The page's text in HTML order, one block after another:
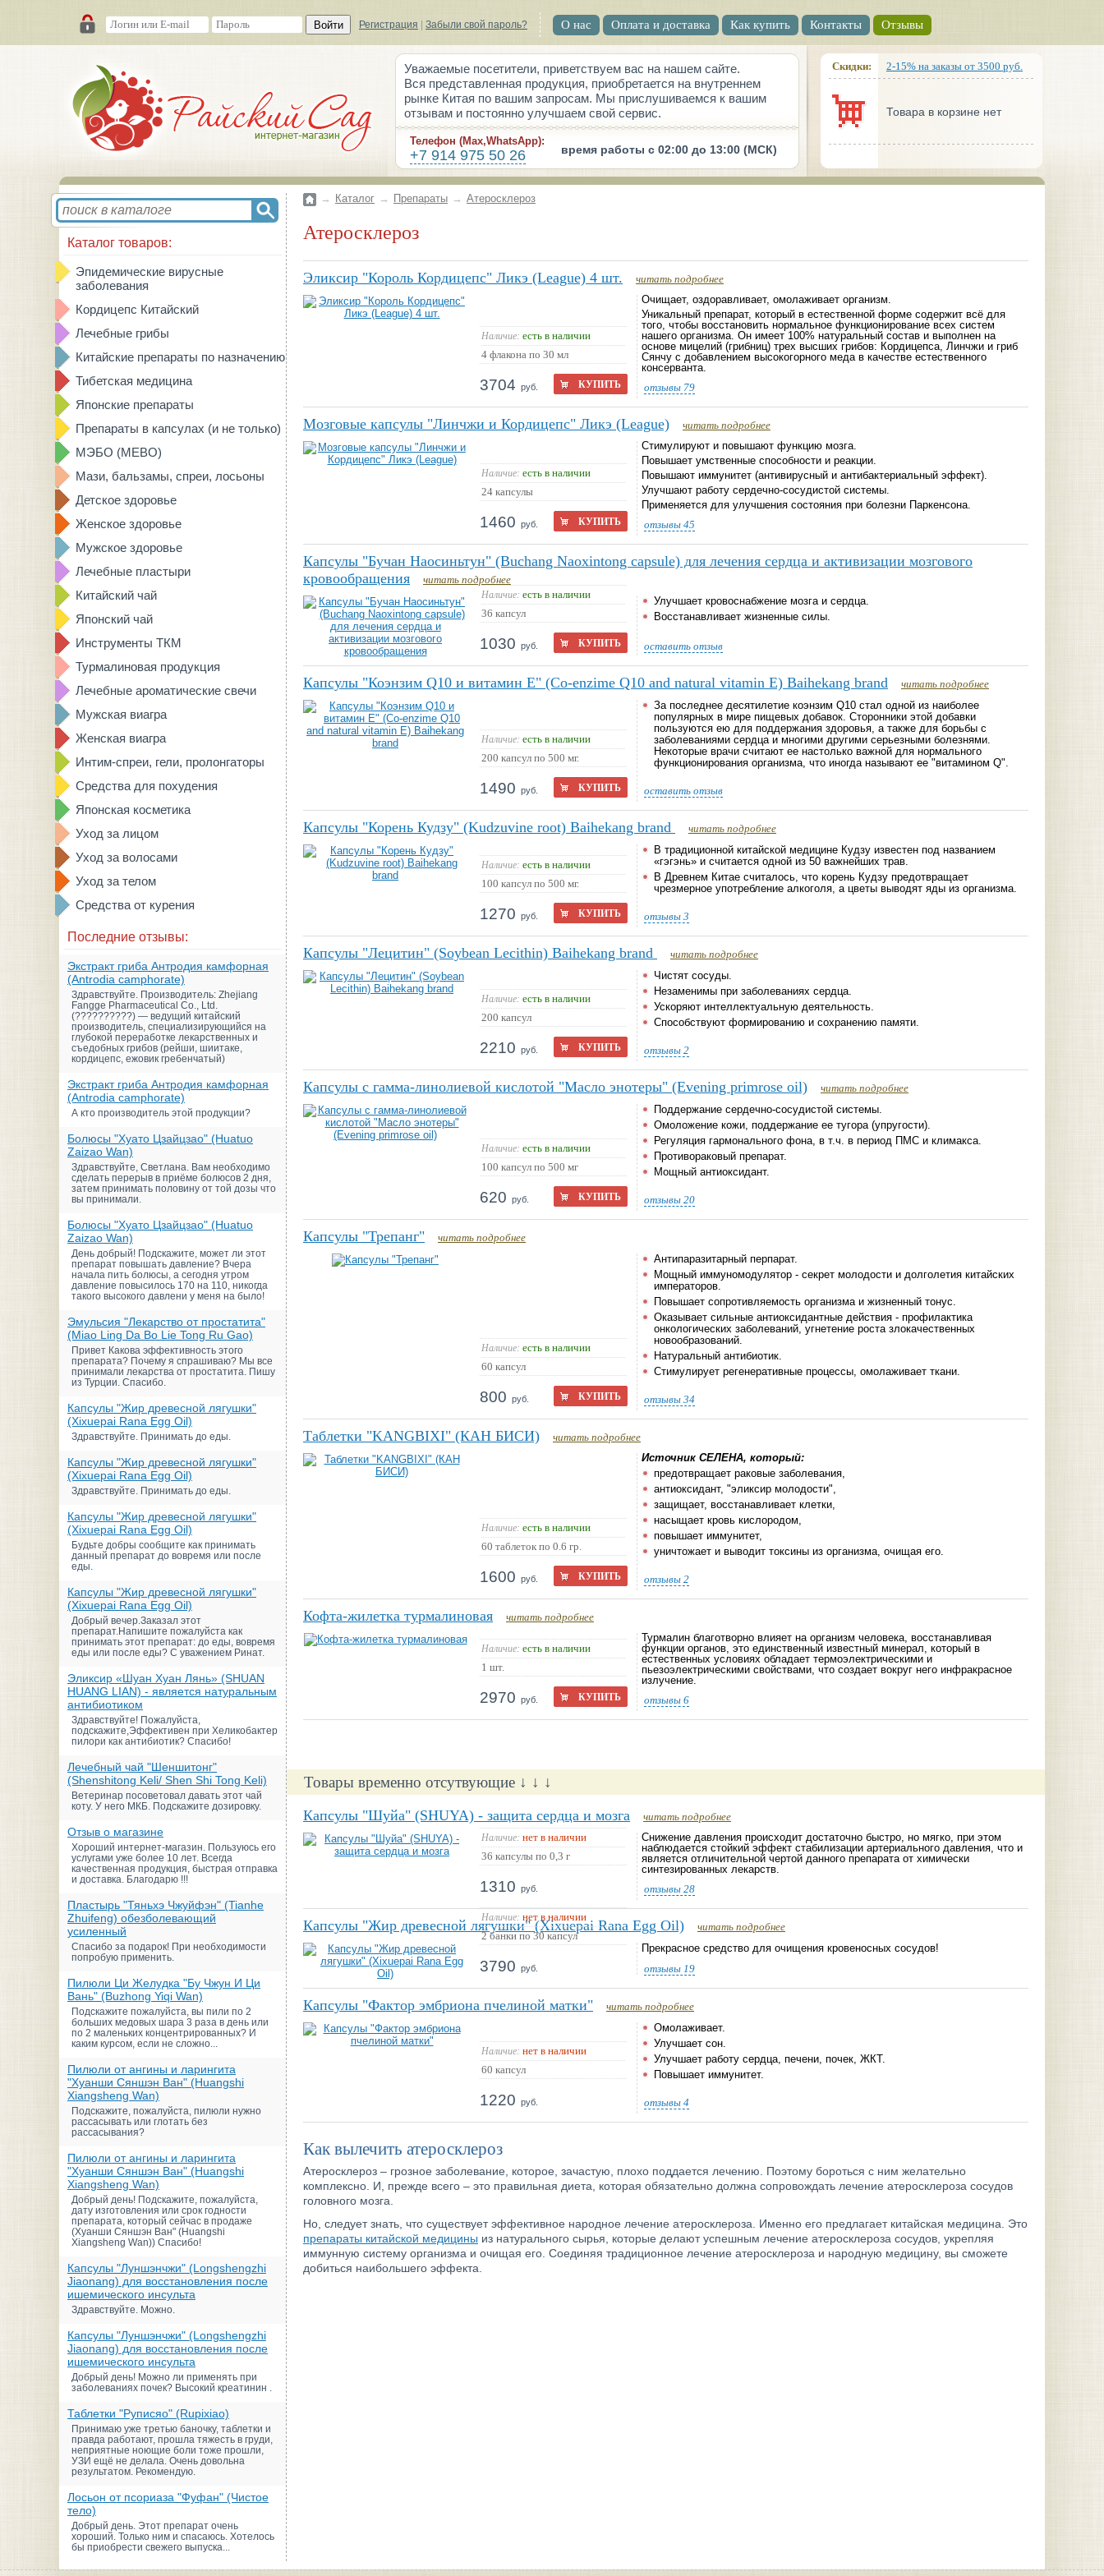
Войти Регистрация Забыли свой пароль? О нас Оплата и доставка Как купить Контакты Отзывы
Уважаемые посетители, приветствуем вас на нашем сайте.
Вся представленная продукция, приобретается на внутреннем
рынке Китая по вашим запросам. Мы прислушиваемся к вашим
отзывам и постоянно улучшаем свой сервис.
Телефон (Max,WhatsApp):
+7 914 975 50 26 время работы с 02:00 до 13:00 (МСК)
Скидки: 2-15% на заказы от 3500 руб.
Товара в корзине нет
Каталог товаров:
Эпидемические вирусные
заболевания
Кордицепс Китайский
Лечебные грибы
Китайские препараты по назначению
Тибетская медицина
Японские препараты
Препараты в капсулах (и не только)
МЭБО (MEBO)
Мази, бальзамы, спреи, лосьоны
Детское здоровье
Женское здоровье
Мужское здоровье
Лечебные пластыри
Китайский чай
Японский чай
Инструменты ТКМ
Турмалиновая продукция
Лечебные ароматические свечи
Мужская виагра
Женская виагра
Интим-спреи, гели, пролонгаторы
Средства для похудения
Японская косметика
Уход за лицом
Уход за волосами
Уход за телом
Средства от курения
Последние отзывы:
Экстракт гриба Антродия камфорная
(Antrodia camphorate)
Здравствуйте. Производитель: Zhejiang
Fangge Pharmaceutical Co., Ltd.
(??????????) — ведущий китайский
производитель, специализирующийся на
глубокой переработке лекарственных и
съедобных грибов (рейши, шиитаке,
кордицепс, ежовик гребенчатый)
Экстракт гриба Антродия камфорная
(Antrodia camphorate)
А кто производитель этой продукции?
Болюсы "Хуато Цзайцзао" (Huatuo
Zaizao Wan)
Здравствуйте, Светлана. Вам необходимо
сделать перерыв в приёме болюсов 2 дня,
затем принимать половину от той дозы что
вы принимали.
Болюсы "Хуато Цзайцзао" (Huatuo
Zaizao Wan)
День добрый! Подскажите, может ли этот
препарат повышать давление? Вчера
начала пить болюсы, а сегодня утром
давление повысилось 170 на 110, никогда
такого высокого давлени у меня на было!
Эмульсия "Лекарство от простатита"
(Miao Ling Da Bo Lie Tong Ru Gao)
Привет Какова эффективность этого
препарата? Почему я спрашиваю? Мы все
принимали лекарства от простатита. Пишу
из Турции. Спасибо.
Капсулы "Жир древесной лягушки"
(Xixuepai Rana Egg Oil)
Здравствуйте. Принимать до еды.
Капсулы "Жир древесной лягушки"
(Xixuepai Rana Egg Oil)
Здравствуйте. Принимать до еды.
Капсулы "Жир древесной лягушки"
(Xixuepai Rana Egg Oil)
Будьте добры сообщите как принимать
данный препарат до вовремя или после
еды.
Капсулы "Жир древесной лягушки"
(Xixuepai Rana Egg Oil)
Добрый вечер.Заказал этот
препарат.Напишите пожалуйста как
принимать этот препарат: до еды, вовремя
еды или после еды? С уважением Ринат.
Эликсир «Шуан Хуан Лянь» (SHUAN
HUANG LIAN) - является натуральным
антибиотиком
Здравствуйте! Пожалуйста,
подскажите,Эффективен при Хеликобактер
пилори как антибиотик? Спасибо!
Лечебный чай "Шеншитонг"
(Shenshitong Keli/ Shen Shi Tong Keli)
Ветеринар посоветовал давать этот чай
коту. У него МКБ. Подскажите дозировку.
Отзыв о магазине
Хороший интернет-магазин. Пользуюсь его
услугами уже более 10 лет. Всегда
качественная продукция, быстрая отправка
и доставка. Благодарю !!!
Пластырь "Тяньхэ Чжуйфэн" (Tianhe
Zhuifeng) обезболевающий
усиленный
Спасибо за подарок! При необходимости
попробую применить.
Пилюли Ци Желудка "Бу Чжун И Ци
Вань" (Buzhong Yiqi Wan)
Подскажите пожалуйста, вы пили по 2
больших медовых шара 3 раза в день или
по 2 маленьких концентрированных? И
каким курсом, если не сложно...
Пилюли от ангины и ларингита
"Хуанши Сяншэн Ван" (Huangshi
Xiangsheng Wan)
Подскажите, пожалуйста, пилюли нужно
рассасывать или глотать без
рассасывания?
Пилюли от ангины и ларингита
"Хуанши Сяншэн Ван" (Huangshi
Xiangsheng Wan)
Добрый день! Подскажите, пожалуйста,
дату изготовления или срок годности
препарата, который сейчас в продаже
(Хуанши Сяншэн Ван" (Huangshi
Xiangsheng Wan)) Спасибо!
Капсулы "Луншэнчжи" (Longshengzhi
Jiaonang) для восстановления после
ишемического инсульта
Здравствуйте. Можно.
Капсулы "Луншэнчжи" (Longshengzhi
Jiaonang) для восстановления после
ишемического инсульта
Добрый день! Можно ли применять при
заболеваниях почек? Высокий креатинин .
Таблетки "Руписяо" (Rupixiao)
Принимаю уже третью баночку, таблетки и
правда работают, прошла тяжесть в груди,
неприятные ноющие боли тоже прошли,
УЗИ ещё не делала. Очень довольна
результатом. Рекомендую.
Лосьон от псориаза "Фуфан" (Чистое
тело)
Добрый день. Этот препарат очень
хороший. Только ним и спасаюсь. Хотелось
бы приобрести свежего выпуска...
→ Каталог → Препараты → Атеросклероз
Атеросклероз
Эликсир "Король Кордицепс" Ликэ (League) 4 шт. читать подробнее
Наличие: есть в наличии
4 флакона по 30 мл
3704 руб. КУПИТЬ
Очищает, оздоравливает, омолаживает организм.
Уникальный препарат, который в естественной форме содержит всё для
того, чтобы восстановить нормальное функционирование всех систем
нашего организма. Он имеет 100% натуральный состав и выполнен на
основе мицелий (грибниц) трех высших грибов: Кордицепса, Линчжи и гриб
Сянчу с добавлением высокогорного меда в качестве естественного
консерванта.
отзывы 79
Мозговые капсулы "Линчжи и Кордицепс" Ликэ (League) читать подробнее
Наличие: есть в наличии
24 капсулы
1460 руб. КУПИТЬ
Стимулируют и повышают функцию мозга.
Повышает умственные способности и реакции.
Повышают иммунитет (антивирусный и антибактериальный эффект).
Улучшают работу сердечно-сосудистой системы.
Применяется для улучшения состояния при болезни Паркенсона.
отзывы 45
Капсулы "Бучан Наосиньтун" (Buchang Naoxintong capsule) для лечения сердца и активизации мозгового
кровообращения
читать подробнее
Наличие: есть в наличии
36 капсул
1030 руб. КУПИТЬ
Улучшает кровоснабжение мозга и сердца.
Восстанавливает жизненные силы.
оставить отзыв
Капсулы "Коэнзим Q10 и витамин Е" (Co-enzime Q10 and natural vitamin E) Baihekang brand читать подробнее
Наличие: есть в наличии
200 капсул по 500 мг.
1490 руб. КУПИТЬ
За последнее десятилетие коэнзим Q10 стал одной из наиболее
популярных в мире пищевых добавок. Сторонники этой добавки
пользуются ею для поддержания здоровья, а также для борьбы с
заболеваниями сердца и многими другими серьезными болезнями.
Некоторые врачи считают ее настолько важной для нормального
функционирования организма, что иногда называют ее "витамином Q".
оставить отзыв
Капсулы "Корень Кудзу" (Kudzuvine root) Baihekang brand читать подробнее
Наличие: есть в наличии
100 капсул по 500 мг.
1270 руб. КУПИТЬ
В традиционной китайской медицине Кудзу известен под названием
«гэгэнь» и считается одной из 50 важнейших трав.
В Древнем Китае считалось, что корень Кудзу предотвращает
чрезмерное употребление алкоголя, а цветы выводят яды из организма.
отзывы 3
Капсулы "Лецитин" (Soybean Lecithin) Baihekang brand читать подробнее
Наличие: есть в наличии
200 капсул
2210 руб. КУПИТЬ
Чистят сосуды.
Незаменимы при заболеваниях сердца.
Ускоряют интеллектуальную деятельность.
Способствуют формированию и сохранению памяти.
отзывы 2
Капсулы с гамма-линолиевой кислотой "Масло энотеры" (Evening primrose oil) читать подробнее
Наличие: есть в наличии
100 капсул по 500 мг
620 руб. КУПИТЬ
Поддержание сердечно-сосудистой системы.
Омоложение кожи, поддержание ее тугора (упругости).
Регуляция гармонального фона, в т.ч. в период ПМС и климакса.
Противораковый препарат.
Мощный антиоксидант.
отзывы 20
Капсулы "Трепанг" читать подробнее
Наличие: есть в наличии
60 капсул
800 руб. КУПИТЬ
Антипаразитарный перпарат.
Мощный иммуномодулятор - секрет молодости и долголетия китайских
императоров.
Повышает сопротивляемость организма и жизненный тонус.
Оказывает сильные антиоксидантные действия - профилактика
онкологических заболеваний, угнетение роста злокачественных
новообразований.
Натуральный антибиотик.
Стимулирует регенеративные процессы, омолаживает ткани.
отзывы 34
Таблетки "KANGBIXI" (КАН БИСИ) читать подробнее
Наличие: есть в наличии
60 таблеток по 0.6 гр.
1600 руб. КУПИТЬ
Источник СЕЛЕНА, который:
предотвращает раковые заболевания,
антиоксидант, "эликсир молодости",
защищает, восстанавливает клетки,
насыщает кровь кислородом,
повышает иммунитет,
уничтожает и выводит токсины из организма, очищая его.
отзывы 2
Кофта-жилетка турмалиновая читать подробнее
Наличие: есть в наличии
1 шт.
2970 руб. КУПИТЬ
Турмалин благотворно влияет на организм человека, восстанавливая
функции органов, это единственный известный минерал, который в
естественных условиях обладает термоэлектрическими и
пьезоэлектрическими свойствами, что создает вокруг него инфракрасное
излучение.
отзывы 6
Товары временно отсутвующие ↓ ↓ ↓
Капсулы "Шуйа" (SHUYA) - защита сердца и мозга читать подробнее
Наличие: нет в наличии
36 капсулы по 0,3 г
1310 руб.
Снижение давления происходит достаточно быстро, но мягко, при этом
наблюдается стойкий эффект стабилизации артериального давления, что и
является отличительной чертой данного препарата от химически
синтезированных лекарств.
отзывы 28
Капсулы "Жир древесной лягушки" (Xixuepai Rana Egg Oil) читать подробнее
Наличие: нет в наличии
2 банки по 30 капсул
3790 руб.
Прекрасное средство для очищения кровеносных сосудов!
отзывы 19
Капсулы "Фактор эмбриона пчелиной матки" читать подробнее
Наличие: нет в наличии
60 капсул
1220 руб.
Омолаживает.
Улучшает сон.
Улучшает работу сердца, печени, почек, ЖКТ.
Повышает иммунитет.
отзывы 4
Как вылечить атеросклероз
Атеросклероз – грозное заболевание, которое, зачастую, плохо поддается лечению. Поэтому бороться с ним желательно
комплексно. И, прежде всего – это правильная диета, которая обязательно должна сопровождать лечение атеросклероза сосудов
головного мозга.
Но, следует знать, что существует эффективное народное лечение атеросклероза. Именно его предлагает китайская медицина. Это
препараты китайской медицины из натурального сырья, которые делают успешным лечение атеросклероза сосудов, укрепляя
иммунную систему организма и очищая его. Соединяя традиционное лечение атеросклероза и народную медицину, вы сможете
добиться наибольшего эффекта.